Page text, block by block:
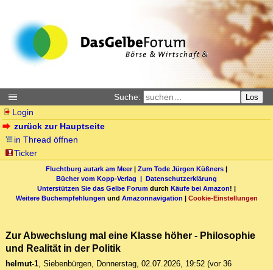
Suche: Los
Login
zurück zur Hauptseite
in Thread öffnen
Ticker
Fluchtburg autark am Meer| Zum Tode Jürgen Küßners |
Bücher vom Kopp-Verlag | Datenschutzerklärung
Unterstützen Sie das Gelbe Forum durch Käufe bei Amazon! |
Weitere Buchempfehlungen und Amazonnavigation | Cookie-Einstellungen
Zur Abwechslung mal eine Klasse höher - Philosophie
und Realität in der Politik
helmut-1, Siebenbürgen, Donnerstag, 02.07.2026, 19:52 (vor 36